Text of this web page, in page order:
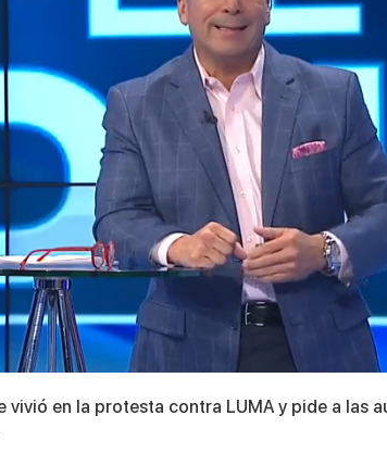
vivió en la protesta contra LUMA y pide a las